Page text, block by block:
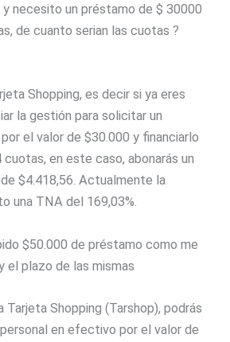
necesito un préstamo de $ 30000
de cuanto serian las cuotas ?
Shopping, es decir si ya eres
la gestión para solicitar un
el valor de $30.000 y financiarlo
en este caso, abonarás un
$4.418,56. Actualmente la
una TNA del 169,03%.
$50.000 de préstamo como me
el plazo de las mismas
Tarjeta Shopping (Tarshop), podrás
en efectivo por el valor de